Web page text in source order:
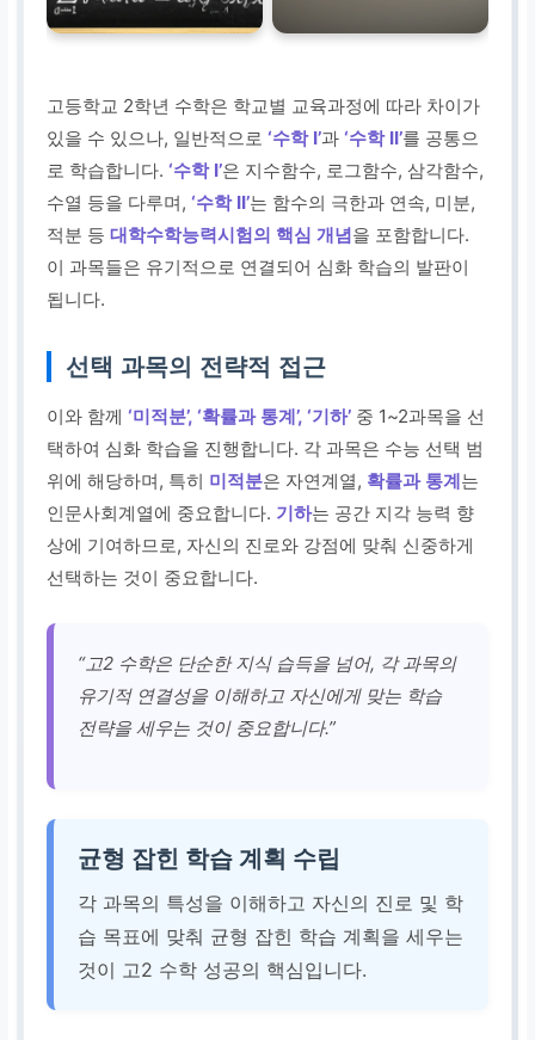
고등학교 2학년 수학은 학교별 교육과정에 따라 차이가
있을 수 있으나, 일반적으로‘수학 I’과‘수학 II’를 공통으
로 학습합니다.‘수학 I’은 지수함수, 로그함수, 삼각함수,
수열 등을 다루며,‘수학 II’는 함수의 극한과 연속, 미분,
적분 등대학수학능력시험의 핵심 개념을 포함합니다.
이 과목들은 유기적으로 연결되어 심화 학습의 발판이
됩니다.
선택 과목의 전략적 접근
이와 함께‘미적분’, ‘확률과 통계’, ‘기하’ 중 1~2과목을 선
택하여 심화 학습을 진행합니다. 각 과목은 수능 선택 범
위에 해당하며, 특히 미적분은 자연계열, 확률과 통계는
인문사회계열에 중요합니다. 기하는 공간 지각 능력 향
상에 기여하므로, 자신의 진로와 강점에 맞춰 신중하게
선택하는 것이 중요합니다.
“고2 수학은 단순한 지식 습득을 넘어, 각 과목의
유기적 연결성을 이해하고 자신에게 맞는 학습
전략을 세우는 것이 중요합니다.”
균형 잡힌 학습 계획 수립
각 과목의 특성을 이해하고 자신의 진로 및 학
습 목표에 맞춰 균형 잡힌 학습 계획을 세우는
것이 고2 수학 성공의 핵심입니다.